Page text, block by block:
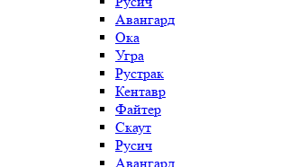
Авангард
Ока
Угра
Рустрак
Кентавр
Файтер
Скаут
Русич
Авангард